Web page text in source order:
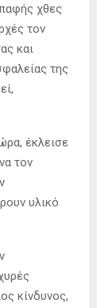
χθες
τον
και
της
έκλεισε
τον
υλικό
κίνδυνος,